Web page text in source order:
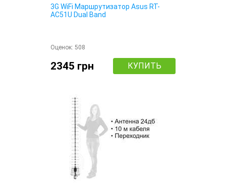
3G WiFi Маршрутизатор Asus RT-
AC51U Dual Band
Оценок: 508
2345 грн КУПИТЬ